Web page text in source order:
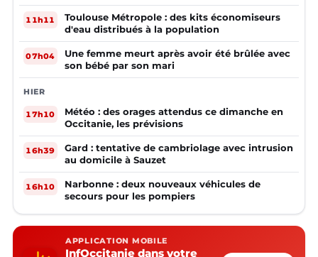
11h11
Toulouse Métropole : des kits économiseurs
d'eau distribués à la population
07h04
Une femme meurt après avoir été brûlée avec
son bébé par son mari
HIER
17h10
Météo : des orages attendus ce dimanche en
Occitanie, les prévisions
16h39
Gard : tentative de cambriolage avec intrusion
au domicile à Sauzet
16h10
Narbonne : deux nouveaux véhicules de
secours pour les pompiers
APPLICATION MOBILE
InfOccitanie dans votre